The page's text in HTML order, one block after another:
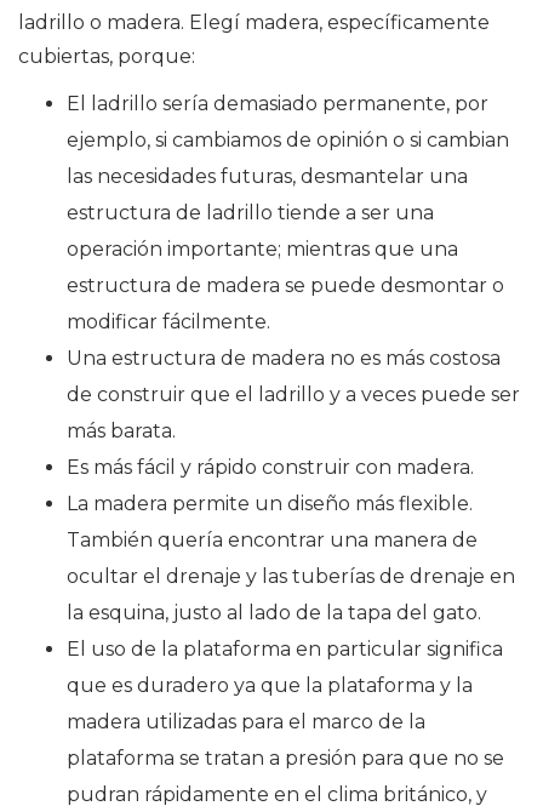
ladrillo o madera. Elegí madera, específicamente
cubiertas, porque:
El ladrillo sería demasiado permanente, por
ejemplo, si cambiamos de opinión o si cambian
las necesidades futuras, desmantelar una
estructura de ladrillo tiende a ser una
operación importante; mientras que una
estructura de madera se puede desmontar o
modificar fácilmente.
Una estructura de madera no es más costosa
de construir que el ladrillo y a veces puede ser
más barata.
Es más fácil y rápido construir con madera.
La madera permite un diseño más flexible.
También quería encontrar una manera de
ocultar el drenaje y las tuberías de drenaje en
la esquina, justo al lado de la tapa del gato.
El uso de la plataforma en particular significa
que es duradero ya que la plataforma y la
madera utilizadas para el marco de la
plataforma se tratan a presión para que no se
pudran rápidamente en el clima británico, y